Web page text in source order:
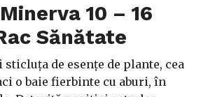
10 – 16
Sănătate
sticluța de esențe de plante, cea
o baie fierbinte cu aburi, în